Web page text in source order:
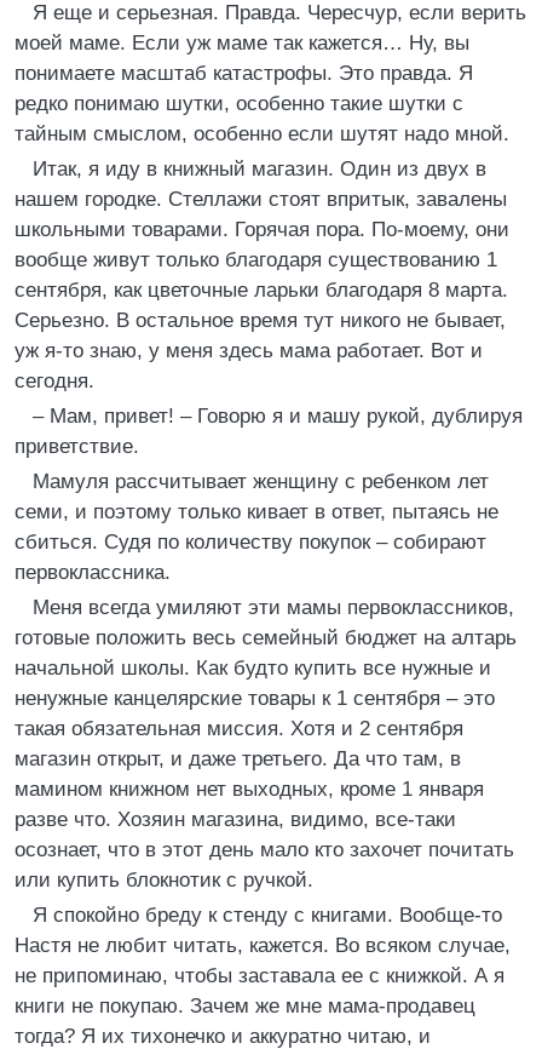
Я еще и серьезная. Правда. Чересчур, если верить
моей маме. Если уж маме так кажется… Ну, вы
понимаете масштаб катастрофы. Это правда. Я
редко понимаю шутки, особенно такие шутки с
тайным смыслом, особенно если шутят надо мной.
Итак, я иду в книжный магазин. Один из двух в
нашем городке. Стеллажи стоят впритык, завалены
школьными товарами. Горячая пора. По-моему, они
вообще живут только благодаря существованию 1
сентября, как цветочные ларьки благодаря 8 марта.
Серьезно. В остальное время тут никого не бывает,
уж я-то знаю, у меня здесь мама работает. Вот и
сегодня.
– Мам, привет! – Говорю я и машу рукой, дублируя
приветствие.
Мамуля рассчитывает женщину с ребенком лет
семи, и поэтому только кивает в ответ, пытаясь не
сбиться. Судя по количеству покупок – собирают
первоклассника.
Меня всегда умиляют эти мамы первоклассников,
готовые положить весь семейный бюджет на алтарь
начальной школы. Как будто купить все нужные и
ненужные канцелярские товары к 1 сентября – это
такая обязательная миссия. Хотя и 2 сентября
магазин открыт, и даже третьего. Да что там, в
мамином книжном нет выходных, кроме 1 января
разве что. Хозяин магазина, видимо, все-таки
осознает, что в этот день мало кто захочет почитать
или купить блокнотик с ручкой.
Я спокойно бреду к стенду с книгами. Вообще-то
Настя не любит читать, кажется. Во всяком случае,
не припоминаю, чтобы заставала ее с книжкой. А я
книги не покупаю. Зачем же мне мама-продавец
тогда? Я их тихонечко и аккуратно читаю, и